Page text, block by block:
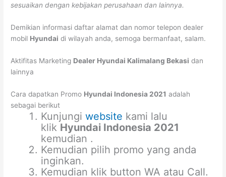
sesuaikan dengan kebijakan perusahaan dan lainnya.
Demikian informasi daftar alamat dan nomor telepon dealer
mobil Hyundai di wilayah anda, semoga bermanfaat, salam.
Aktifitas Marketing Dealer Hyundai Kalimalang Bekasi dan
lainnya
Cara dapatkan Promo Hyundai Indonesia 2021 adalah
sebagai berikut
Kunjungiwebsite kami lalu
klik Hyundai Indonesia 2021
kemudian .
Kemudian pilih promo yang anda
inginkan.
Kemudian klik button WA atau Call.